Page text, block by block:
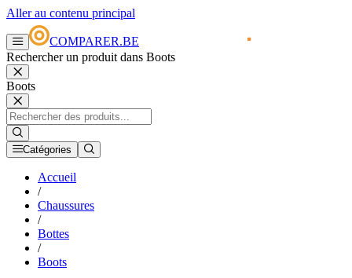
Aller au contenu principal
COMPARER.BE
Rechercher un produit dans Boots
Boots
Catégories
Accueil
/
Chaussures
/
Bottes
/
Boots